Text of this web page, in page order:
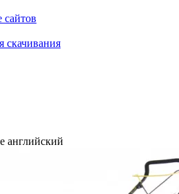
скачивания
английский